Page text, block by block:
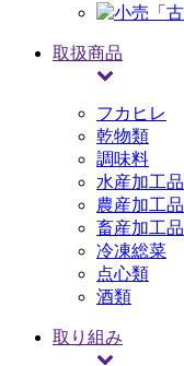
取扱商品
フカヒレ
乾物類
調味料
水産加工品
農産加工品
畜産加工品
冷凍総菜
点心類
酒類
取り組み